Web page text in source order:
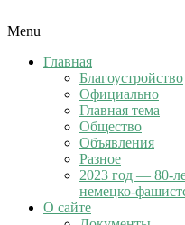
Menu
Главная
Благоустройство
Официально
Главная тема
Общество
Объявления
Разное
2023 год — 80-
немецко-
О сайте